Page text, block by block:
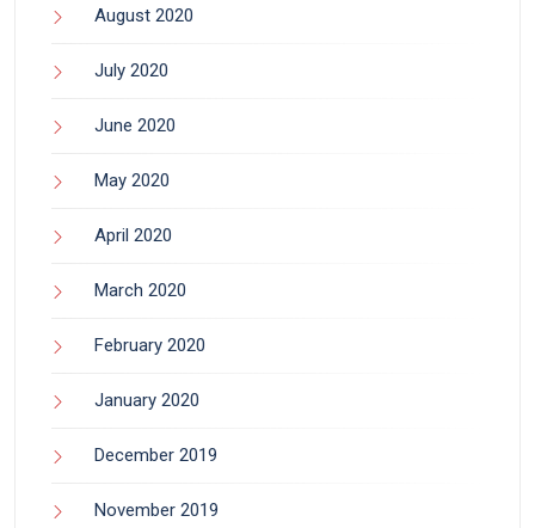
August 2020
July 2020
June 2020
May 2020
April 2020
March 2020
February 2020
January 2020
December 2019
November 2019